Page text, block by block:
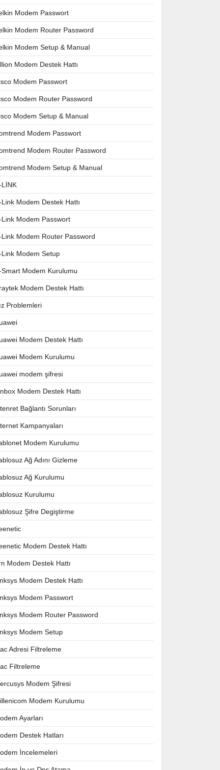
Modem Passwort
Modem Router Password
Modem Setup & Manual
Modem Destek Hattı
Modem Passwort
Modem Router Password
Modem Setup & Manual
Modem Passwort
Modem Router Password
Modem Setup & Manual
LİNK
Link Modem Destek Hattı
Link Modem Passwort
Link Modem Router Password
Link Modem Setup
Smart Modem Kurulumu
Modem Destek Hattı
Problemleri
Modem Destek Hattı
Modem Kurulumu
modem şifresi
Modem Destek Hattı
Bağlantı Sorunları
Kampanyaları
Modem Kurulumu
Ağ Adını Gizleme
Ağ Kurulumu
Kurulumu
Şifre Degiştirme
Modem Destek Hattı
Modem Destek Hattı
Modem Destek Hattı
Modem Passwort
Modem Router Password
Modem Setup
Adresi Filtreleme
Filtreleme
Modem Şifresi
Modem Kurulumu
Ayarları
Destek Hatları
İncelemeleri